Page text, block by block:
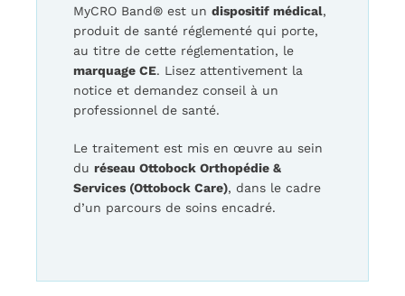
MyCRO Band® est un dispositif médical,
produit de santé réglementé qui porte,
au titre de cette réglementation, le
marquage CE. Lisez attentivement la
notice et demandez conseil à un
professionnel de santé.
Le traitement est mis en œuvre au sein
du réseau Ottobock Orthopédie &
Services (Ottobock Care), dans le cadre
d’un parcours de soins encadré.